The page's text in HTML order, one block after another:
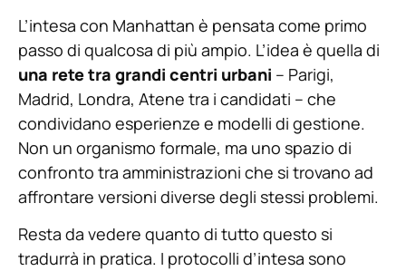
L’intesa con Manhattan è pensata come primo
passo di qualcosa di più ampio. L’idea è quella di
una rete tra grandi centri urbani – Parigi,
Madrid, Londra, Atene tra i candidati – che
condividano esperienze e modelli di gestione.
Non un organismo formale, ma uno spazio di
confronto tra amministrazioni che si trovano ad
affrontare versioni diverse degli stessi problemi.
Resta da vedere quanto di tutto questo si
tradurrà in pratica. I protocolli d’intesa sono